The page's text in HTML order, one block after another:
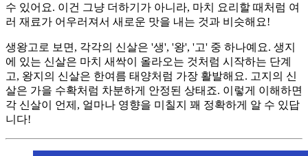
수 있어요. 이건 그냥 더하기가 아니라, 마치 요리할 때처럼 여
러 재료가 어우러져서 새로운 맛을 내는 것과 비슷해요!
생왕고로 보면, 각각의 신살은 '생', '왕', '고' 중 하나예요. 생지
에 있는 신살은 마치 새싹이 올라오는 것처럼 시작하는 단계
고, 왕지의 신살은 한여름 태양처럼 가장 활발해요. 고지의 신
살은 가을 수확처럼 차분하게 안정된 상태죠. 이렇게 이해하면
각 신살이 언제, 얼마나 영향을 미칠지 꽤 정확하게 알 수 있답
니다!